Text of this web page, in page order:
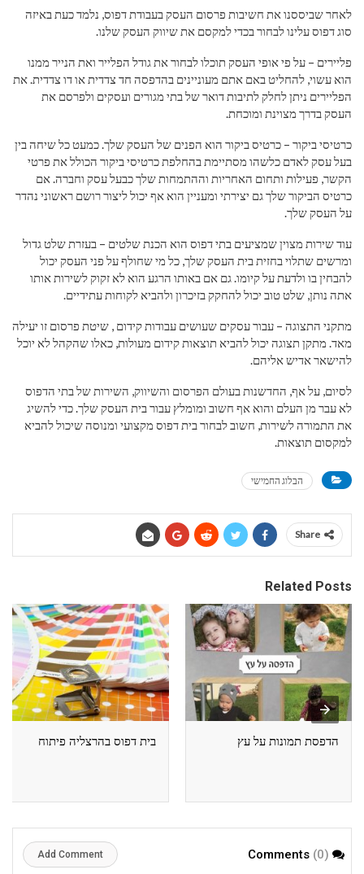
לאחר שביססנו את חשיבות פרסום העסק בעבודת דפוס, נלמד כעת באיזה
סוג דפוס עלינו לבחור בכדי למקסם את שיווק העסק שלנו.
פליירים – על פי אופי העסק תוכלו לבחור את גודל הפלייר ואת הנייר ממנו
הוא עשוי, להחליט באם אתם מעוניינים בהדפסה חד צדדית או דו צדדית. את
הפליירים ניתן לחלק לתיבות דואר של בתי מגורים ועסקים ולפרסם את
העסק בדרך מצוינת ומוכחת.
כרטיסי ביקור – כרטיס ביקור הוא הפנים של העסק שלך. כמעט כל שיחה בין
בעל עסק לאדם כלשהו מסתיימת בהחלפת כרטיסי ביקור הכולל את פרטי
הקשר, פעילות ותחום האחריות וההתמחות שלך כבעל עסק וחברה. אם
כרטיס הביקור שלך גם יצירתי ומעניין הוא אף יכול ליצור רושם ראשוני נהדר
על העסק שלך.
עוד שירות מצוין שמציעים בתי דפוס הוא הכנת שלטים – בעזרת שלט גדול
ומרשים שתלוי בחזית בית העסק שלך, כל מי שחולף על פני העסק יכול
להבחין בו ולדעת על קיומו. גם אם באותו הרגע הוא לא זקוק לשירות אותו
אתה נותן, שלט טוב יכול להחקק בזיכרון ולהביא לקוחות עתידיים.
מתקני התצוגה – עבור עסקים שעושים עבודות קידום , שיטת פרסום זו יעילה
מאד. מתקן תצוגה יכול להביא תוצאות קידום מעולות, כאלו שהקהל לא יוכל
להישאר אדיש אליהם.
לסיום, על אף, החדשנות בעולם הפרסום והשיווק, השירות של בתי הדפוס
לא עבר מן העלם והוא אף חשוב ומומלץ עבור בית העסק שלך. כדי להשיג
את התמורה לשירות, חשוב לבחור בית דפוס מקצועי ומנוסה שיכול להביא
למקסום תוצאות.
הבלוג החמישי
Share
Related Posts
הדפסת תמונות על עץ בית דפוס בהרצליה פיתוח
(0)
Add Comment